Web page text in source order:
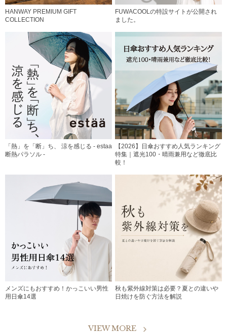
HANWAY PREMIUM GIFT
COLLECTION
FUWACOOLの特設サイトが公開され
ました。
「熱」を「断」ち、 涼を感じる - estaa
断熱パラソル -
【2026】日傘おすすめ人気ランキング
特集｜遮光100・晴雨兼用など徹底比
較！
メンズにもおすすめ！かっこいい男性
用日傘14選
秋も紫外線対策は必要？夏との違いや
日焼けを防ぐ方法を解説
VIEW MORE